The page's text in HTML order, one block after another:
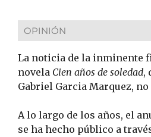
OPINIÓN
La noticia de la inminente
novela Cien años de soledad,
Gabriel Garcia Marquez, no
A lo largo de los años, el
se ha hecho público a